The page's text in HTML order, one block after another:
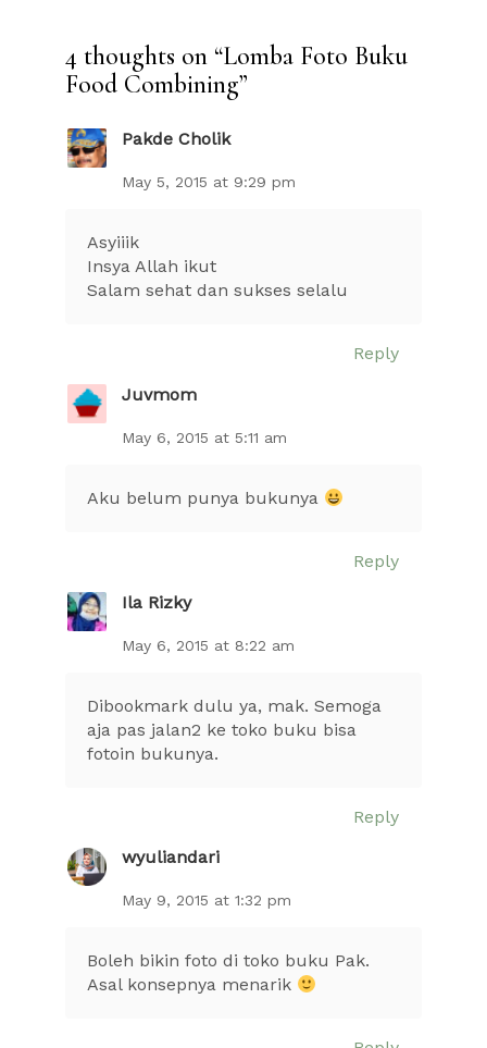
4 thoughts on “Lomba Foto Buku
Food Combining”
Pakde Cholik
May 5, 2015 at 9:29 pm
Asyiiik
Insya Allah ikut
Salam sehat dan sukses selalu
Reply
Juvmom
May 6, 2015 at 5:11 am
Aku belum punya bukunya
Reply
Ila Rizky
May 6, 2015 at 8:22 am
Dibookmark dulu ya, mak. Semoga
aja pas jalan2 ke toko buku bisa
fotoin bukunya.
Reply
wyuliandari
May 9, 2015 at 1:32 pm
Boleh bikin foto di toko buku Pak.
Asal konsepnya menarik